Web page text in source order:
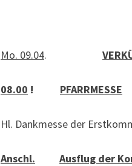
Mo. 09.04.
08.00 ! PFARRMESSE
Hl. Dankmesse der
Anschl. Ausflug der